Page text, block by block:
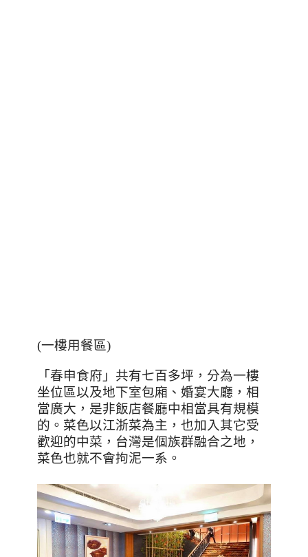
(一樓用餐區)
「春申食府」共有七百多坪，分為一樓
坐位區以及地下室包廂、婚宴大廳，相
當廣大，是非飯店餐廳中相當具有規模
的。菜色以江浙菜為主，也加入其它受
歡迎的中菜，台灣是個族群融合之地，
菜色也就不會拘泥一系。